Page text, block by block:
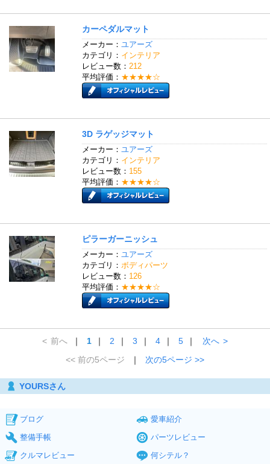
カーペダルマット
メーカー：ユアーズ
カテゴリ： インテリア
レビュー数：212
平均評価： ★★★★☆
3D ラゲッジマット
メーカー：ユアーズ
カテゴリ： インテリア
レビュー数： 155
平均評価： ★★★★☆
ピラーガーニッシュ
メーカー：ユアーズ
カテゴリ：ボディパーツ
レビュー数： 126
平均評価： ★★★★☆
< 前へ ｜ 1 ｜ 2 ｜ 3 ｜ 4 ｜ 5 ｜ 次へ >
<< 前の5ページ
｜ 次の5ページ >>
YOURSさん
ブログ
愛車紹介
整備手帳
パーツレビュー
クルマレビュー
何シテル？